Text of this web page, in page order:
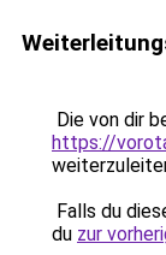
Die von dir
https://
Falls du
du zur